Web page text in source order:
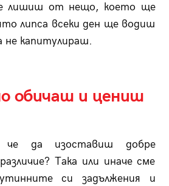
лишиш от нещо, което ще
липса всеки ден ще водиш
не капитулираш.
обичаш и цениш
да изоставиш добре
Така или иначе сме
си задължения и